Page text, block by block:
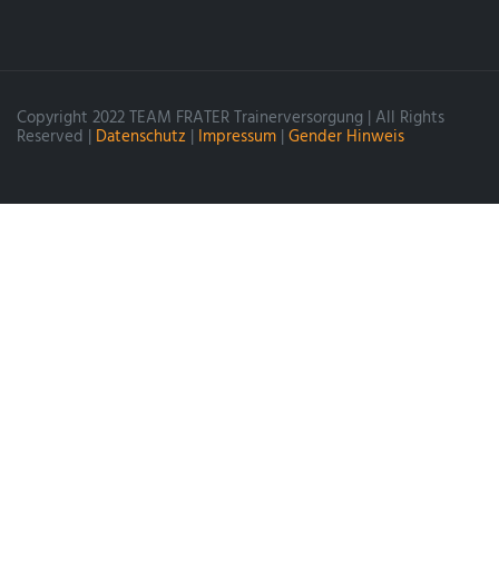
Copyright 2022 TEAM FRATER Trainerversorgung | All Rights
Reserved | Datenschutz | Impressum | Gender Hinweis